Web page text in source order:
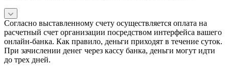
Согласно выставленному счету осуществляется оплата на
расчетный счет организации посредством интерфейса вашего
онлайн-банка. Как правило, деньги приходят в течение суток.
При зачислении денег через кассу банка, деньги могут идти
до трех дней.